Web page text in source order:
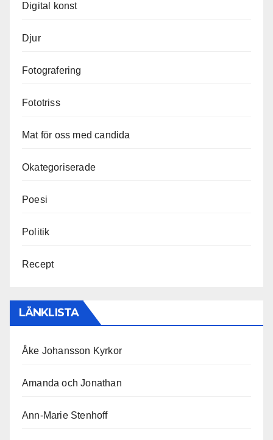
Digital konst
Djur
Fotografering
Fototriss
Mat för oss med candida
Okategoriserade
Poesi
Politik
Recept
LÄNKLISTA
Åke Johansson Kyrkor
Amanda och Jonathan
Ann-Marie Stenhoff